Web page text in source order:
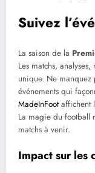
Suivez
La saison de la
Les matchs,
unique. Ne manquez
événements qui
MadeInFootaffichent
La magie du football
matchs à venir.
Impact sur les